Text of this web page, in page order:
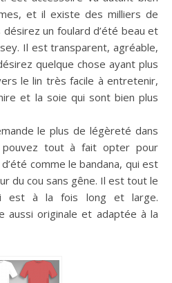
et il existe des milliers de
un foulard d’été beau et
Il est transparent, agréable,
quelque chose ayant plus
le lin très facile à entretenir,
et la soie qui sont bien plus
le plus de légèreté dans
pouvez tout à fait opter pour
comme le bandana, qui est
du cou sans gêne. Il est tout le
est à la fois long et large.
aussi originale et adaptée à la